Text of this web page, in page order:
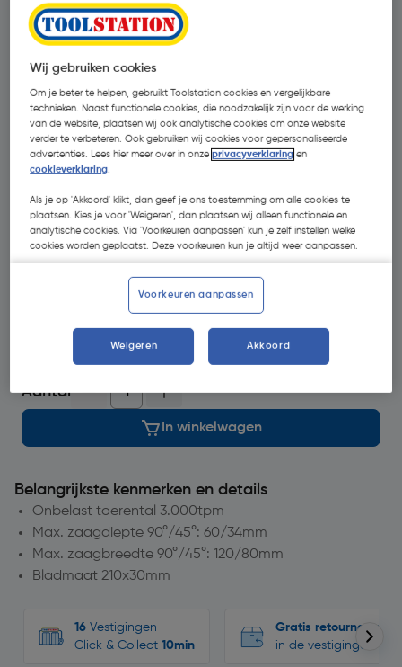
Promoties
Krijg een GRATISEinhell 2,5Ah Starterkit (11781)
€49,95 bij aankoop van geselecteerde Einhell
machines. Geldig t/m 14 augustus 2026.
Let op: voeg starterkit toe aan je winkelwagen en de korting
wordt automatisch verrekend.
Selecteer winkel - Bekijk voorraadniveaus en haal binnen 10
minuten op
Selecteer vestiging
op voorraadvoor leveringmorgen
Aantal
In winkelwagen
Belangrijkste kenmerken en details
Onbelast toerental 3.000tpm
Max. zaagdiepte 90°/45°: 60/34mm
Max. zaagbreedte 90°/45°: 120/80mm
Bladmaat 210x30mm
16 Vestigingen
Click & Collect 10min
Gratis retourneren
in de vestigingen
Wij gebruiken cookies
Om je beter te helpen, gebruikt Toolstation cookies en vergelijkbare
technieken. Naast functionele cookies, die noodzakelijk zijn voor de werking
van de website, plaatsen wij ook analytische cookies om onze website
verder te verbeteren. Ook gebruiken wij cookies voor gepersonaliseerde
advertenties. Lees hier meer over in onzeprivacyverklaring en
cookieverklaring
Als je op 'Akkoord' klikt, dan geef je ons toestemming om alle cookies te
plaatsen. Kies je voor 'Weigeren', dan plaatsen wij alleen functionele en
analytische cookies. Via 'Voorkeuren aanpassen' kun je zelf instellen welke
cookies worden geplaatst. Deze voorkeuren kun je altijd weer aanpassen.
Voorkeuren aanpassen
Weigeren Akkoord